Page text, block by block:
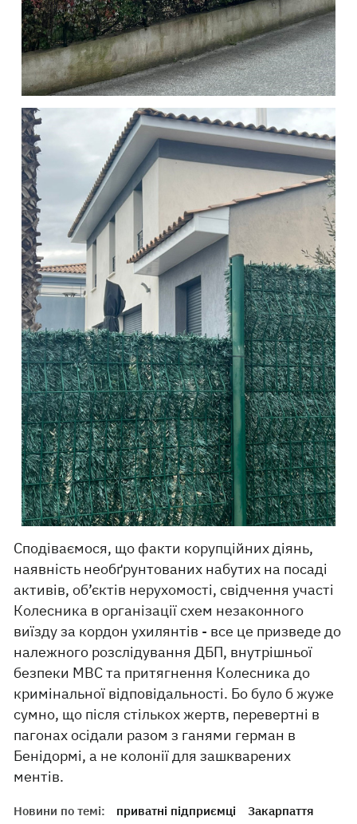
Сподіваємося, що факти корупційних діянь,
наявність необґрунтованих набутих на посаді
активів, об’єктів нерухомості, свідчення участі
Колесника в організації схем незаконного
виїзду за кордон ухилянтів - все це призведе до
належного розслідування ДБП, внутрішньої
безпеки МВС та притягнення Колесника до
кримінальної відповідальності. Бо було б жуже
сумно, що після стількох жертв, перевертні в
пагонах осідали разом з ганями герман в
Бенідормі, а не колонії для зашкварених
ментів.
Новини по темі: приватні підприємці
Закарпаття